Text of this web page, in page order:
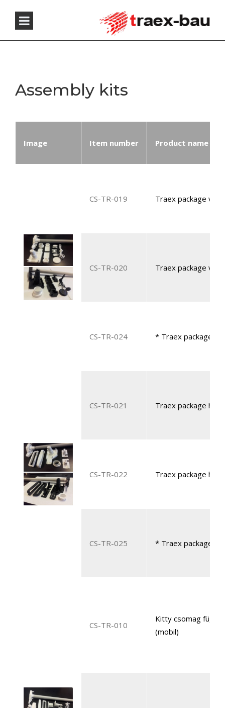
Assembly kits
Image Item number Product name
CS-TR-019 Traex package
CS-TR-020 Traex package
CS-TR-024 * Traex package
CS-TR-021 Traex package
CS-TR-022 Traex package
CS-TR-025 * Traex package
CS-TR-010
Kitty csomag
(mobil)